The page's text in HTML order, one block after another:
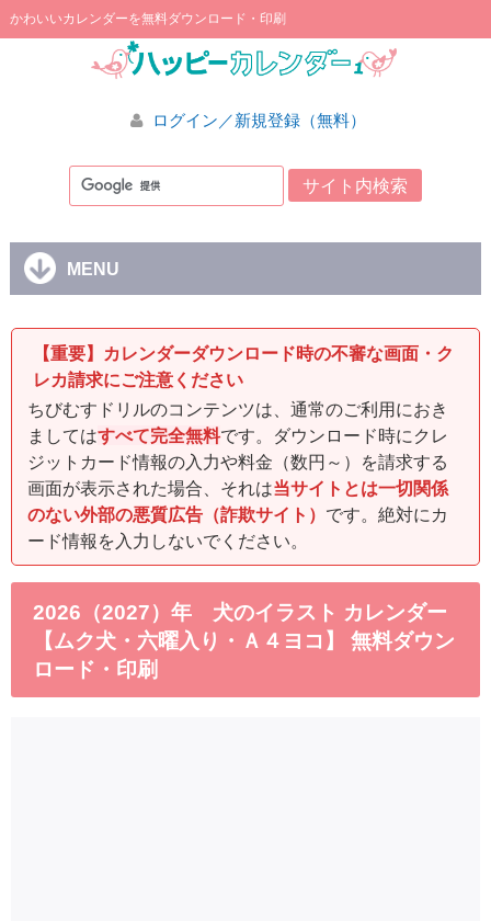
かわいいカレンダーを無料ダウンロード・印刷
ログイン／新規登録（無料）
MENU
【重要】カレンダーダウンロード時の不審な画面・ク
レカ請求にご注意ください
ちびむすドリルのコンテンツは、通常のご利用におき
ましてはすべて完全無料です。ダウンロード時にクレ
ジットカード情報の入力や料金（数円～）を請求する
画面が表示された場合、それは当サイトとは一切関係
のない外部の悪質広告（詐欺サイト） です。絶対にカ
ード情報を入力しないでください。
2026（2027）年 犬のイラスト カレンダー
【ムク犬・六曜入り・Ａ４ヨコ】 無料ダウン
ロード・印刷